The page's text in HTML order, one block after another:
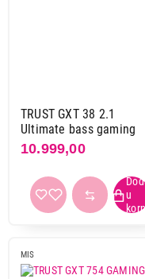
TRUST GXT 38 2.1
Ultimate bass gaming
10.999,00
MIS